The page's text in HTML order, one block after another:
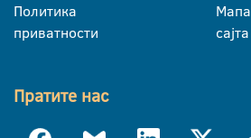
Политика
приватности
Мапа
сајта
Пратите нас